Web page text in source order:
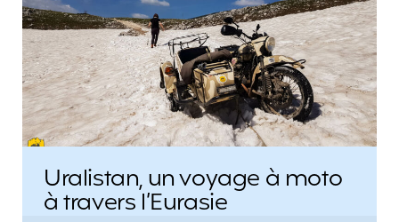
Uralistan, un voyage à moto
à travers l’Eurasie